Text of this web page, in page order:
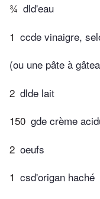
¾ dld'eau
1 ccde vinaigre,
(ou une pâte à
2 dlde lait
150 gde crème
2 oeufs
1 csd'origan haché